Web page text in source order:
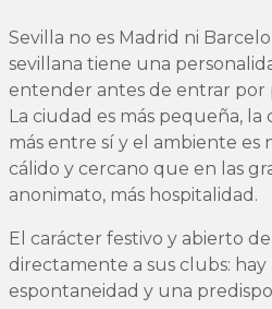
Sevilla no es Madrid ni
sevillana tiene una
entender antes de entrar por
La ciudad es más pequeña,
más entre sí y el ambiente es
cálido y cercano que en las
anonimato, más hospitalidad.
El carácter festivo y abierto
directamente a sus clubs:
espontaneidad y una